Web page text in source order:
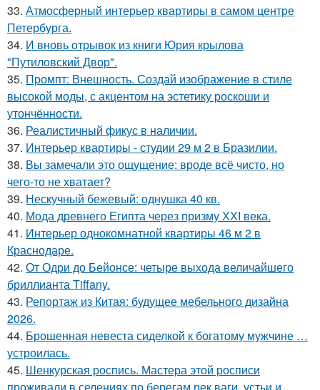
33. Атмосферный интерьер квартиры в самом центре
Петербурга.
34. И вновь отрывок из книги Юрия крылова
"Путиловский Двор".
35. Промпт: Внешность. Создай изображение в стиле
высокой моды, с акцентом на эстетику роскоши и
утончённости.
36. Реалистичный фикус в наличии.
37. Интерьер квартиры - студии 29 м 2 в Бразилии.
38. Вы замечали это ощущение: вроде всё чисто, но
чего-то не хватает?
39. Нескучный бежевый: однушка 40 кв.
40. Мода древнего Египта через призму ХХI века.
41. Интерьер однокомнатной квартиры 46 м 2 в
Краснодаре.
42. От Одри до Бейонсе: четыре выхода величайшего
бриллианта Tiffany.
43. Репортаж из Китая: будущее мебельного дизайна
2026.
44. Брошенная невеста сиделкой к богатому мужчине …
устроилась.
45. Шенкурская роспись. Мастера этой росписи